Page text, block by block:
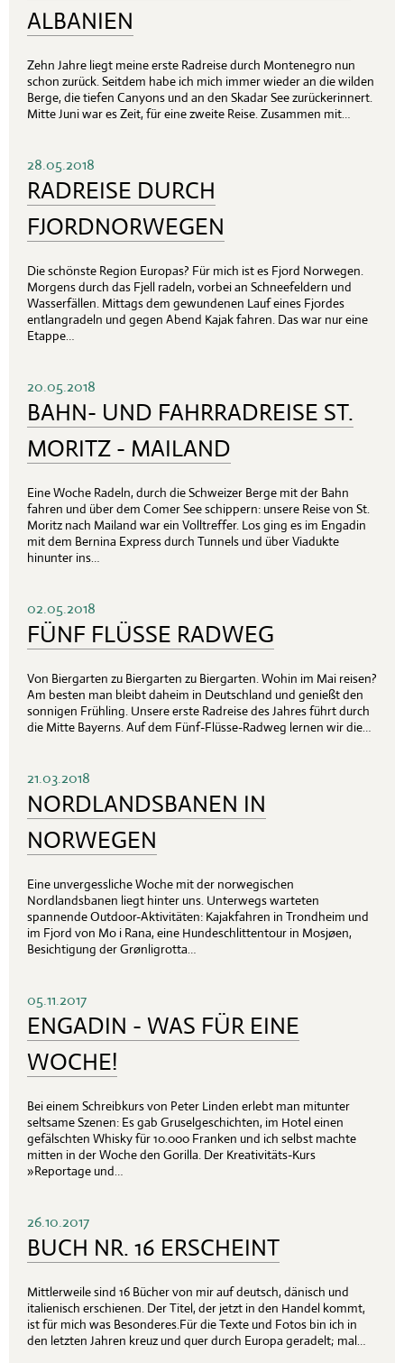
ALBANIEN
Zehn Jahre liegt meine erste Radreise durch Montenegro nun
schon zurück. Seitdem habe ich mich immer wieder an die wilden
Berge, die tiefen Canyons und an den Skadar See zurückerinnert.
Mitte Juni war es Zeit, für eine zweite Reise. Zusammen mit…
28.05.2018
RADREISE DURCH
FJORDNORWEGEN
Die schönste Region Europas? Für mich ist es Fjord Norwegen.
Morgens durch das Fjell radeln, vorbei an Schneefeldern und
Wasserfällen. Mittags dem gewundenen Lauf eines Fjordes
entlangradeln und gegen Abend Kajak fahren. Das war nur eine
Etappe…
20.05.2018
BAHN- UND FAHRRADREISE ST.
MORITZ - MAILAND
Eine Woche Radeln, durch die Schweizer Berge mit der Bahn
fahren und über dem Comer See schippern: unsere Reise von St.
Moritz nach Mailand war ein Volltreffer. Los ging es im Engadin
mit dem Bernina Express durch Tunnels und über Viadukte
hinunter ins…
02.05.2018
FÜNF FLÜSSE RADWEG
Von Biergarten zu Biergarten zu Biergarten. Wohin im Mai reisen?
Am besten man bleibt daheim in Deutschland und genießt den
sonnigen Frühling. Unsere erste Radreise des Jahres führt durch
die Mitte Bayerns. Auf dem Fünf-Flüsse-Radweg lernen wir die…
21.03.2018
NORDLANDSBANEN IN
NORWEGEN
Eine unvergessliche Woche mit der norwegischen
Nordlandsbanen liegt hinter uns. Unterwegs warteten
spannende Outdoor-Aktivitäten: Kajakfahren in Trondheim und
im Fjord von Mo i Rana, eine Hundeschlittentour in Mosjøen,
Besichtigung der Grønligrotta…
05.11.2017
ENGADIN - WAS FÜR EINE
WOCHE!
Bei einem Schreibkurs von Peter Linden erlebt man mitunter
seltsame Szenen: Es gab Gruselgeschichten, im Hotel einen
gefälschten Whisky für 10.000 Franken und ich selbst machte
mitten in der Woche den Gorilla. Der Kreativitäts-Kurs
»Reportage und…
26.10.2017
BUCH NR. 16 ERSCHEINT
Mittlerweile sind 16 Bücher von mir auf deutsch, dänisch und
italienisch erschienen. Der Titel, der jetzt in den Handel kommt,
ist für mich was Besonderes.Für die Texte und Fotos bin ich in
den letzten Jahren kreuz und quer durch Europa geradelt; mal…